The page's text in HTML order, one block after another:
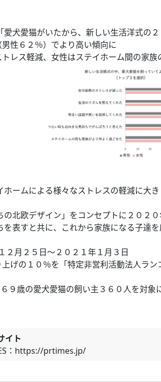
愛犬愛猫がいたから、新しい生活洋式の
性６２％）でより高い傾向に
レス軽減、女性はステイホーム間の家族
ームによる様々なストレスの軽減に大
の北欧デザイン」をコンセプトに２０２
表すと共に、これから家族になる子達を
２月２５日〜２０２１年１月３日
げの１０％を「特定非営利活動法人ラ
９歳の愛犬愛猫の飼い主３６０人を対
イト
：https://prtimes.jp/